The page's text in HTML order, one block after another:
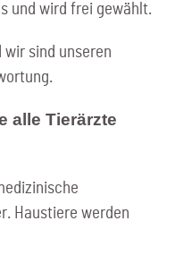
und wird frei gewählt.
wir sind unseren
alle Tierärzte
Haustiere werden